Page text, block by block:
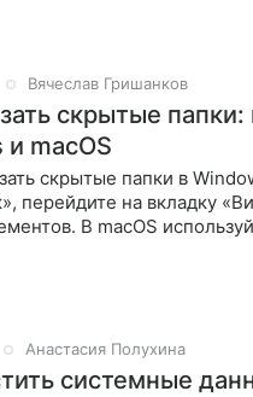
Вячеслав Гришанков
скрытые
macOS
скрытые папки в
перейдите на вкладку
В macOS
Анастасия Полухина
системные